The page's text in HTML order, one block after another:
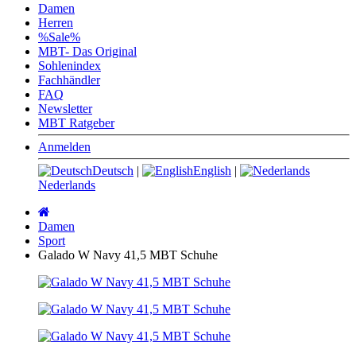
Damen
Herren
%Sale%
MBT- Das Original
Sohlenindex
Fachhändler
FAQ
Newsletter
MBT Ratgeber
Anmelden
Deutsch | English |
Nederlands
Damen
Sport
Galado W Navy 41,5 MBT Schuhe